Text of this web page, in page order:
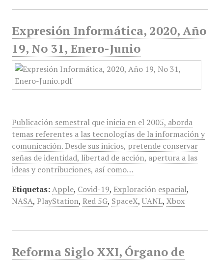
Expresión Informática, 2020, Año
19, No 31, Enero-Junio
Publicación semestral que inicia en el 2005, aborda
temas referentes a las tecnologías de la información y
comunicación. Desde sus inicios, pretende conservar
señas de identidad, libertad de acción, apertura a las
ideas y contribuciones, así como…
Etiquetas: Apple, Covid-19, Exploración espacial,
NASA, PlayStation, Red 5G, SpaceX, UANL, Xbox
Reforma Siglo XXI, Órgano de